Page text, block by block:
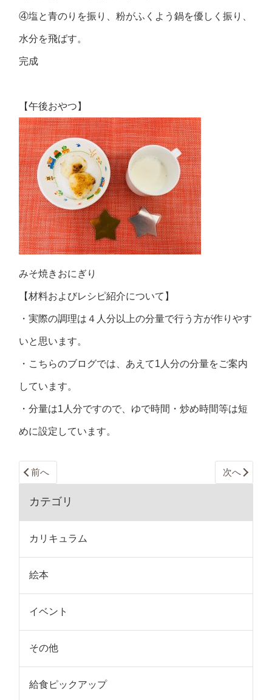
④塩と青のりを振り、粉がふくよう鍋を優しく振り、
水分を飛ばす。
完成
【午後おやつ】
みそ焼きおにぎり
【材料およびレシピ紹介について】
・実際の調理は４人分以上の分量で行う方が作りやす
いと思います。
・こちらのブログでは、あえて1人分の分量をご案内
しています。
・分量は1人分ですので、ゆで時間・炒め時間等は短
めに設定しています。
前へ 次へ
カテゴリ
カリキュラム
絵本
イベント
その他
給食ピックアップ